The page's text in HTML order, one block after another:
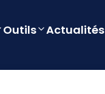
Outils Actualités